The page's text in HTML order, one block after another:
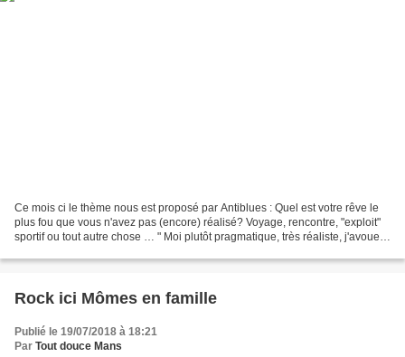
Ce mois ci le thème nous est proposé par Antiblues : Quel est votre rêve le
plus fou que vous n'avez pas (encore) réalisé? Voyage, rencontre, "exploit"
sportif ou tout autre chose … " Moi plutôt pragmatique, très réaliste, j'avoue
Rock ici Mômes en famille
Publié le 19/07/2018 à 18:21
Par Tout douce Mans